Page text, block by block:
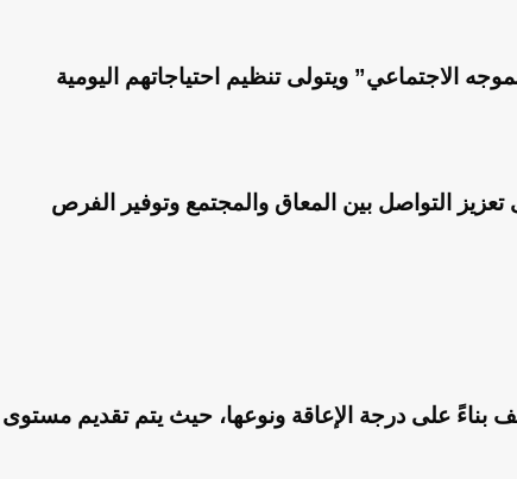
الاجتماعي” ويتولى تنظيم احتياجاتهم اليومية
التواصل بين المعاق والمجتمع وتوفير الفرص
بناءً على درجة الإعاقة ونوعها، حيث يتم تقديم مستوى